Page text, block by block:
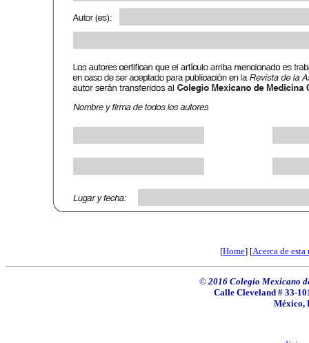
[Home] [Acerca de esta
©2016 Colegio Mexicano
Calle Cleveland # 33-
México,